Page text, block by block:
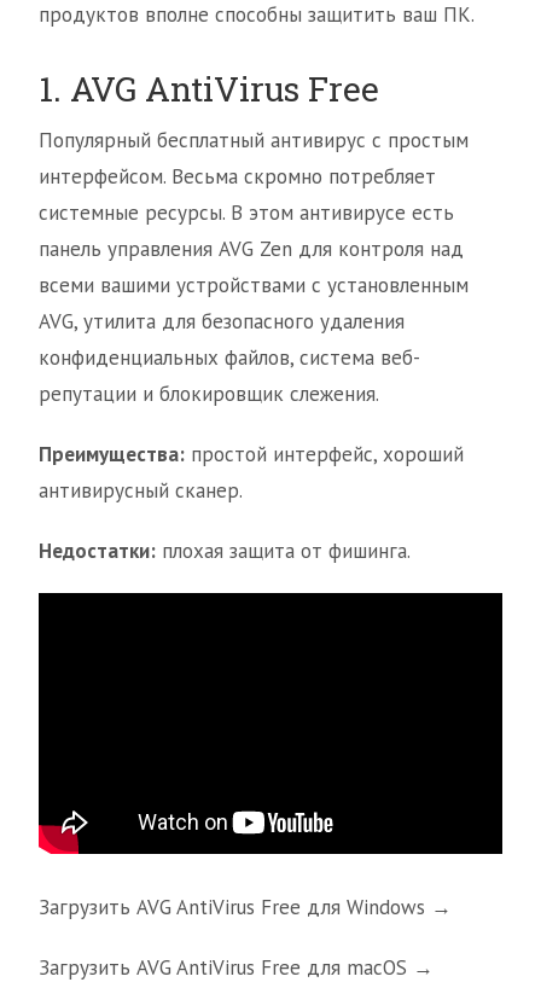
продуктов вполне способны защитить ваш ПК.
1. AVG AntiVirus Free
Популярный бесплатный антивирус с простым
интерфейсом. Весьма скромно потребляет
системные ресурсы. В этом антивирусе есть
панель управления AVG Zen для контроля над
всеми вашими устройствами с установленным
AVG, утилита для безопасного удаления
конфиденциальных файлов, система веб-
репутации и блокировщик слежения.
Преимущества: простой интерфейс, хороший
антивирусный сканер.
Недостатки: плохая защита от фишинга.
Загрузить AVG AntiVirus Free для Windows →
Загрузить AVG AntiVirus Free для macOS →